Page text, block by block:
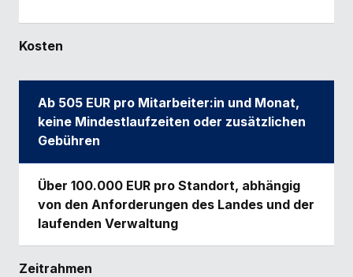
Kosten
Ab 505 EUR pro Mitarbeiter:in und Monat,
keine Mindestlaufzeiten oder zusätzlichen
Gebühren
Über 100.000 EUR pro Standort, abhängig
von den Anforderungen des Landes und der
laufenden Verwaltung
Zeitrahmen